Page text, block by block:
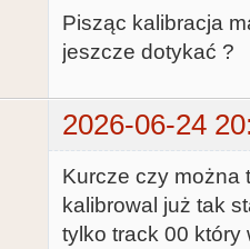
Pisząc kalibracja
jeszcze dotykać ?
2026-06-24
Kurcze czy można
kalibrowal już tak
tylko track 00